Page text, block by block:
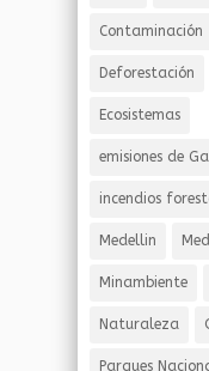
Contaminación
Deforestación
Ecosistemas
emisiones de
incendios
Medellin
Minambiente
Naturaleza
Parques